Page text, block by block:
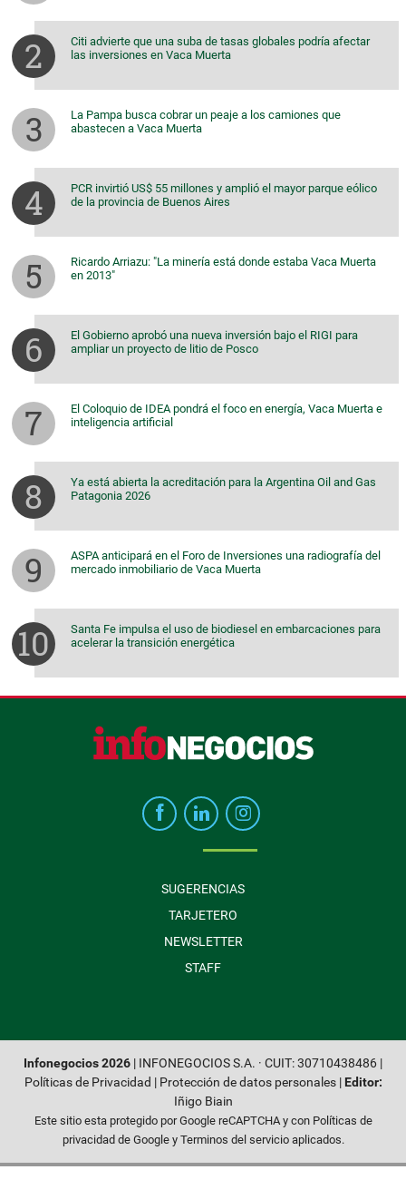
Citi advierte que una suba de tasas globales podría afectar
las inversiones en Vaca Muerta
La Pampa busca cobrar un peaje a los camiones que
abastecen a Vaca Muerta
PCR invirtió US$ 55 millones y amplió el mayor parque eólico
de la provincia de Buenos Aires
Ricardo Arriazu: "La minería está donde estaba Vaca Muerta
en 2013"
El Gobierno aprobó una nueva inversión bajo el RIGI para
ampliar un proyecto de litio de Posco
El Coloquio de IDEA pondrá el foco en energía, Vaca Muerta e
inteligencia artificial
Ya está abierta la acreditación para la Argentina Oil and Gas
Patagonia 2026
ASPA anticipará en el Foro de Inversiones una radiografía del
mercado inmobiliario de Vaca Muerta
Santa Fe impulsa el uso de biodiesel en embarcaciones para
acelerar la transición energética
SUGERENCIAS
TARJETERO
NEWSLETTER
STAFF
Infonegocios 2026 | INFONEGOCIOS S.A. · CUIT: 30710438486 |
Políticas de Privacidad | Protección de datos personales| Editor:
Iñigo Biain
Este sitio esta protegido por Google reCAPTCHA y con Políticas de
privacidad de Googley Terminos del servicioaplicados.